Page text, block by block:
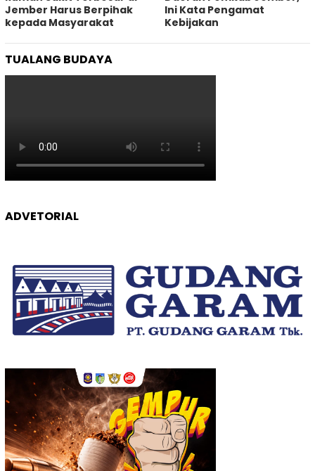
Jember Harus Berpihak
kepada Masyarakat
Ini Kata Pengamat
Kebijakan ‎
TUALANG BUDAYA
ADVETORIAL